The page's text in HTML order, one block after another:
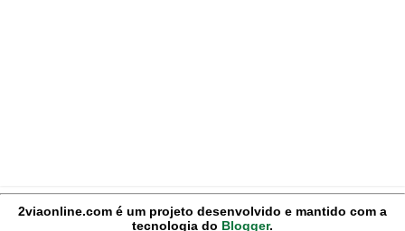
2viaonline.com é um projeto desenvolvido e mantido com a
tecnologia do Blogger.